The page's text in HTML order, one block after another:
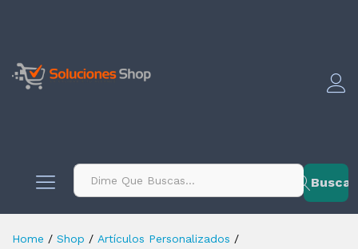
Buscar
Home / Shop / Artículos Personalizados /